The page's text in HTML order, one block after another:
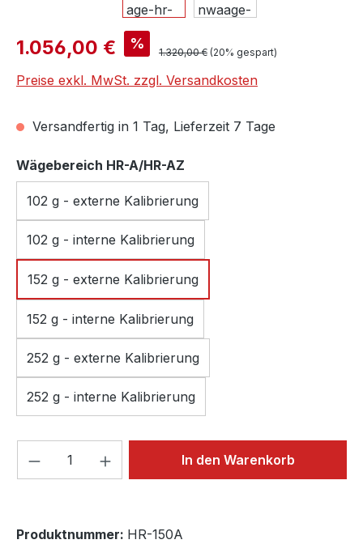
Verkaufspreis:
1.056,00 € % Regulärer Preis:
1.320,00 € (20% gespart)
Preise exkl. MwSt. zzgl. Versandkosten
Versandfertig in 1 Tag, Lieferzeit 7 Tage
Wägebereich HR-A/HR-AZ
102 g - externe Kalibrierung
102 g - interne Kalibrierung
152 g - externe Kalibrierung
152 g - interne Kalibrierung
252 g - externe Kalibrierung
252 g - interne Kalibrierung
Produkt Anzahl: Gib denIn den Warenkorb
Produktnummer: HR-150A